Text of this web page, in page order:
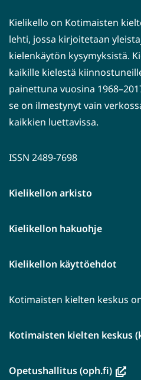
Kielikello on Kotimaisten
lehti, jossa kirjoitetaan
kielenkäytön kysymyksistä.
kaikille kielestä
painettuna vuosina
se on ilmestynyt vain
kaikkien luettavissa.
ISSN 2489-7698
Kielikellon arkisto
Kielikellon hakuohje
Kielikellon käyttöehdot
Kotimaisten kielten keskus
Kotimaisten kielten keskus
Opetushallitus (oph.fi)